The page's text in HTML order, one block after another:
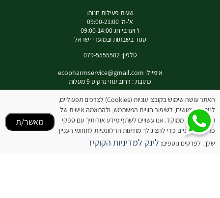
שעות פעילות חנות:
א'-ה' 09:00-21:00
ו' וערבי חג 09:00-14:00
סגור בשבתות ובמועדי ישראל
טלפון: 079-5555502
אימייל: ecopharmservice@gmail.com
כתובת : רחוב עוזי נרקיס 9 מעלות
לאינסטגרם שלנו
המידע באתר זה אינו מהווה תחליף להיוועצות עם רופא או רוקח בטרם רכישת המוצר והתחלת
הטיפול בו. יש לעיין בעלון לצרכן לפני השימוש בתכשיר .
האתר עושה שימוש בקובצי עוגיות (Cookies) לצרכים תפעוליים,
לניתוח שימושים, לשיפור חוויית המשתמש, ולהתאמה אישית של
תוכן ופרסום ממוקד. אנו עשויים לשתף מידע אודותיך עם ספקי
פרסום חיצוניים כדי להציג לך מודעות הרלוונטיות לתחומי העניין
שלך. לפרטים נוספים: לינק למדיניות הקוקיז
מאשר/ת